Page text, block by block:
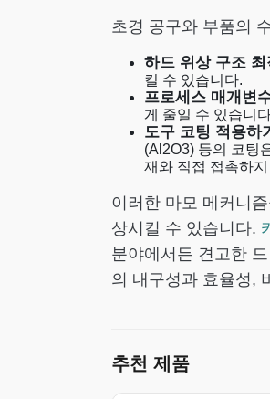
초경 공구와 부품의
하드 위상 구조 최
킬 수 있습니다.
프로세스 매개변
게 줄일 수 있습니
도구 코팅 적용하
(Al2O3) 등의 코팅
재와 직접 접촉하
이러한 마모 메커니
상시킬 수 있습니다.
분야에서든 견고한
의 내구성과 효율성,
추천 제품